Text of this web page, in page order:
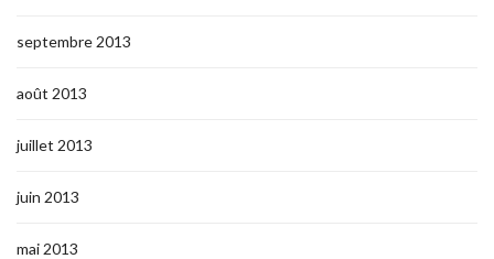
septembre 2013
août 2013
juillet 2013
juin 2013
mai 2013